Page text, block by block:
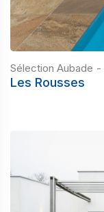
Sélection Aubade -
Les Rousses